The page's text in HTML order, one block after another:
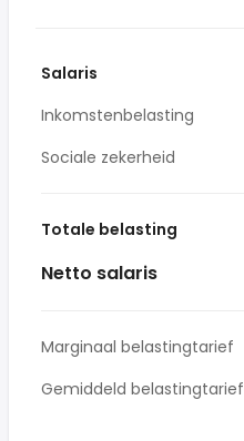
Salaris
Inkomstenbelasting
Sociale zekerheid
Totale belasting
Netto salaris
Marginaal belastingtarief
Gemiddeld belastingtarief